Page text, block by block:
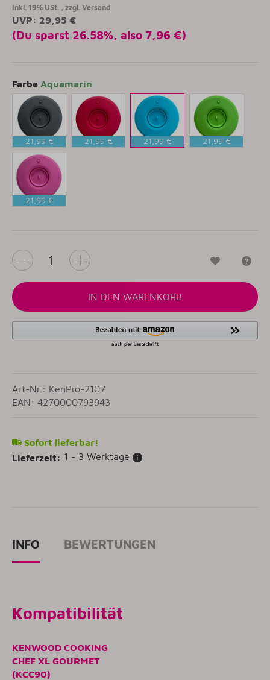
inkl. 19% USt. , zzgl. Versand
UVP: 29,95 €
(Du sparst 26.58%, also 7,96 €)
Farbe Aquamarin
Anthrazit
21,99 € 21,99 € 21,99 € 21,99 €
21,99 €
IN DEN WARENKORB
Art-Nr.: KenPro-2107
EAN: 4270000793943
Sofort lieferbar!
Lieferzeit: 1 - 3 Werktage
INFO BEWERTUNGEN
Kompatibilität
KENWOOD COOKING
CHEF XL GOURMET
(KCC90)